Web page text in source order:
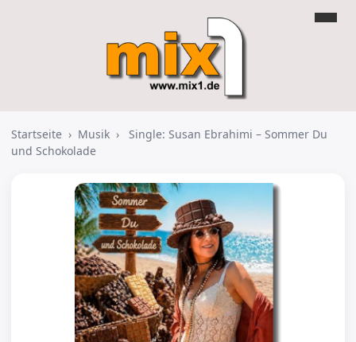
Startseite › Musik ›
Single: Susan Ebrahimi – Sommer Du
und Schokolade